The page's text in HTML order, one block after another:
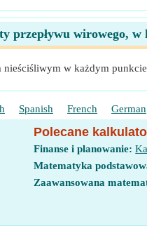
przepływu wirowego,
w każdym
Spanish French German
Polecane
Finanse i planowanie:
Matematyka
Zaawansowana